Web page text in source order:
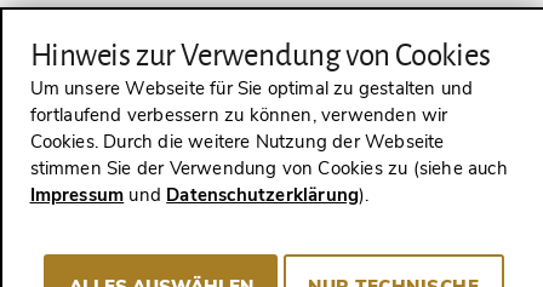
Das Spiel mit dem Buchstabenkörper und
verschlungenen Ranken wird von den teils
sehr komplexenSpaltleisteninitialenauf die
Spitze getrieben. Charakteristisch ist der
Buchstabenkörpers), der meist ornamental
Hinweis zur Verwendung von Cookies
Um unsere Webseite für Sie optimal zu gestalten und
fortlaufend verbessern zu können, verwenden wir
Cookies. Durch die weitere Nutzung der Webseite
stimmen Sie der Verwendung von Cookies zu (siehe auch
Impressum und Datenschutzerklärung).